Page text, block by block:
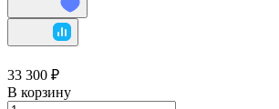
33 300 ₽
В корзину